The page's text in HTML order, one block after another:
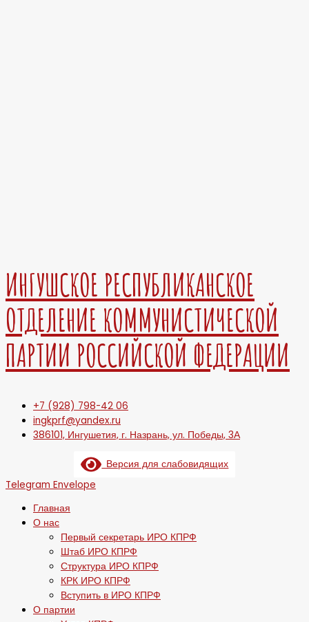
ИНГУШСКОЕ РЕСПУБЛИКАНСКОЕ
ОТДЕЛЕНИЕ КОММУНИСТИЧЕСКОЙ
ПАРТИИ РОССИЙСКОЙ ФЕДЕРАЦИИ
+7 (928) 798-42 06
ingkprf@yandex.ru
386101, Ингушетия, г. Назрань, ул. Победы, 3А
Версия для слабовидящих
Telegram Envelope
Главная
О нас
Первый секретарь ИРО КПРФ
Штаб ИРО КПРФ
Структура ИРО КПРФ
КРК ИРО КПРФ
Вступить в ИРО КПРФ
О партии